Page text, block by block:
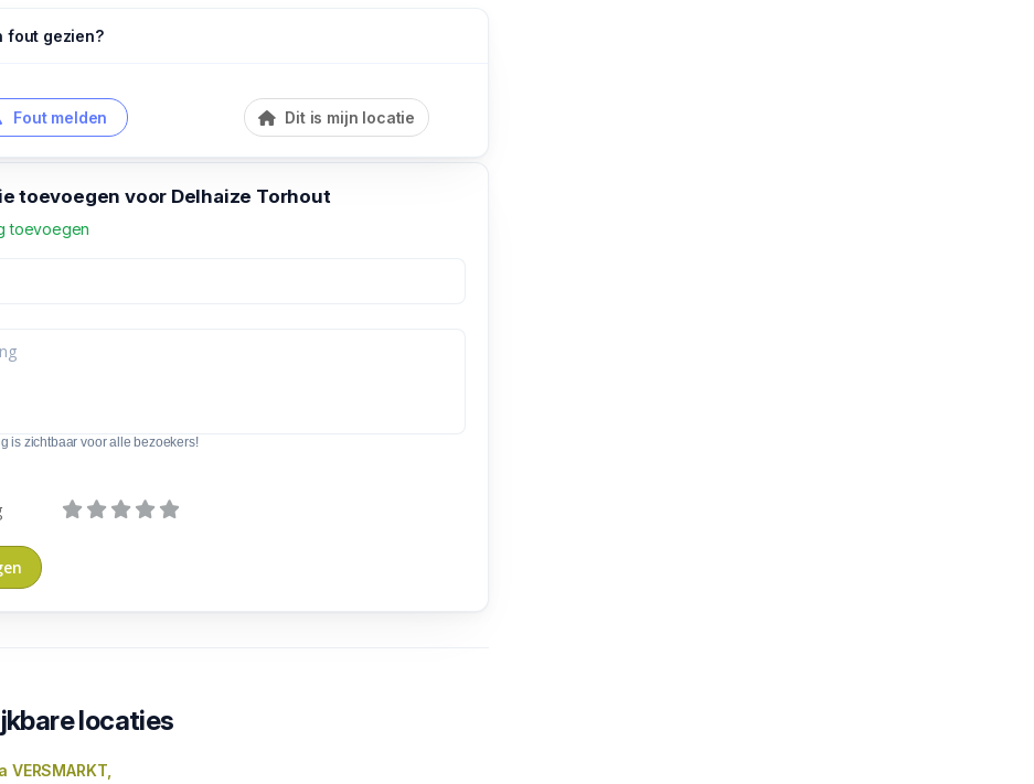
fout gezien?
Fout melden Dit is mijn locatie
toevoegen voor Delhaize Torhout
toevoegen
is zichtbaar voor alle bezoekers!
locaties
VERSMARKT,